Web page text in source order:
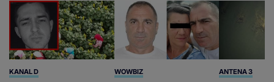
KANAL D WOWBIZ ANTENA 3